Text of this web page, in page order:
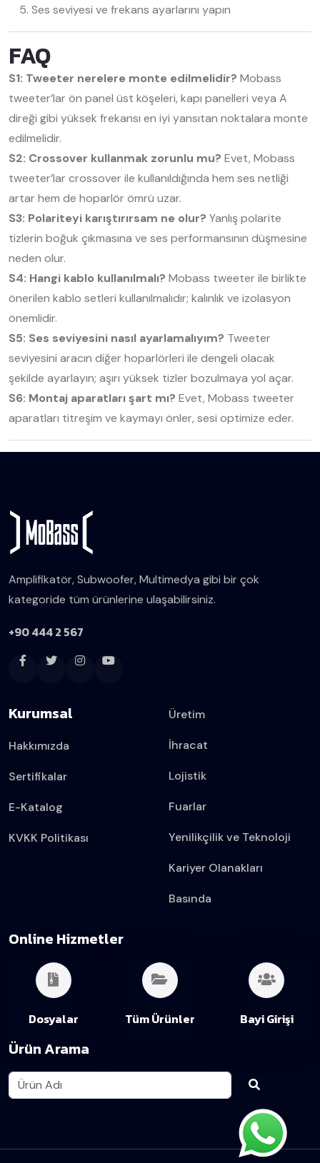
Ses seviyesi ve frekans ayarlarını yapın
FAQ
S1: Tweeter nerelere monte edilmelidir? Mobass
tweeter’lar ön panel üst köşeleri, kapı panelleri veya A
direği gibi yüksek frekansı en iyi yansıtan noktalara monte
edilmelidir.
S2: Crossover kullanmak zorunlu mu? Evet, Mobass
tweeter’lar crossover ile kullanıldığında hem ses netliği
artar hem de hoparlör ömrü uzar.
S3: Polariteyi karıştırırsam ne olur? Yanlış polarite
tizlerin boğuk çıkmasına ve ses performansının düşmesine
neden olur.
S4: Hangi kablo kullanılmalı? Mobass tweeter ile birlikte
önerilen kablo setleri kullanılmalıdır; kalınlık ve izolasyon
önemlidir.
S5: Ses seviyesini nasıl ayarlamalıyım? Tweeter
seviyesini aracın diğer hoparlörleri ile dengeli olacak
şekilde ayarlayın; aşırı yüksek tizler bozulmaya yol açar.
S6: Montaj aparatları şart mı? Evet, Mobass tweeter
aparatları titreşim ve kaymayı önler, sesi optimize eder.
Amplifikatör, Subwoofer, Multimedya gibi bir çok
kategoride tüm ürünlerine ulaşabilirsiniz.
+90 444 2 567
Kurumsal
Hakkımızda
Sertifikalar
E-Katalog
KVKK Politikası
Üretim
İhracat
Lojistik
Fuarlar
Yenilikçilik ve Teknoloji
Kariyer Olanakları
Basında
Online Hizmetler
Dosyalar Tüm Ürünler Bayi Girişi
Ürün Arama